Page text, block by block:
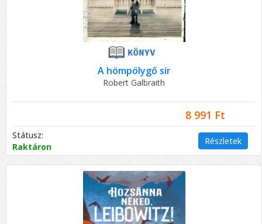
A hömpölygő sír
Robert Galbraith
8 991 Ft
Státusz:
Raktáron
Részletek